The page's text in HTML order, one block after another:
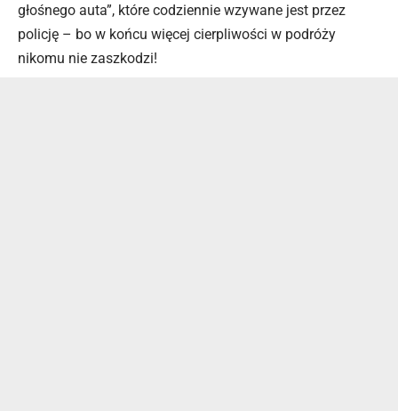
głośnego auta”, które codziennie wzywane jest przez
policję – bo w końcu więcej cierpliwości w podróży
nikomu nie zaszkodzi!